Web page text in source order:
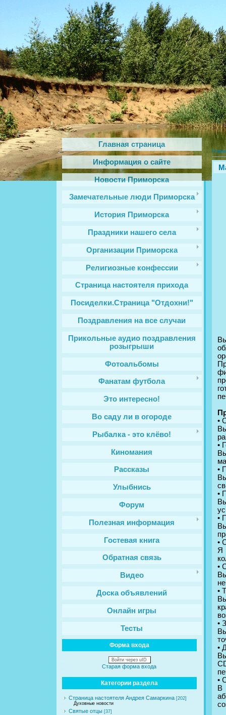
Главная страница
Информация о сайте
Новости Приморска
Замечательные люди Приморска
История Приморска
Праздники нашего села
Организации Приморска
Религиозные конфессии
Cтраница настоятеля прихода
Посиделки.Страница "Отдохни!"
Поздравления на все случаи
Прикольные аудио поздравления
розыгрыши
Фотоальбомы
Фанатам футбола
Это интересно!
Во саду ли в огороде
Рыбалка - это клёво!
Киномания
Рассказы
Улыбнись
Форум
Полезная информация
Гостевая книга
Обратная связь
Видео
Доска объявлений
Онлайн игры
Тесты
Форма входа
Войти через uID
Старая форма входа
Категории раздела
Страница настоятеля Андрея Самаркина [202]
Духовные новости
Святые отцы [37]
•
•
•
•
•
•
Я
•
•
•
•
•
В